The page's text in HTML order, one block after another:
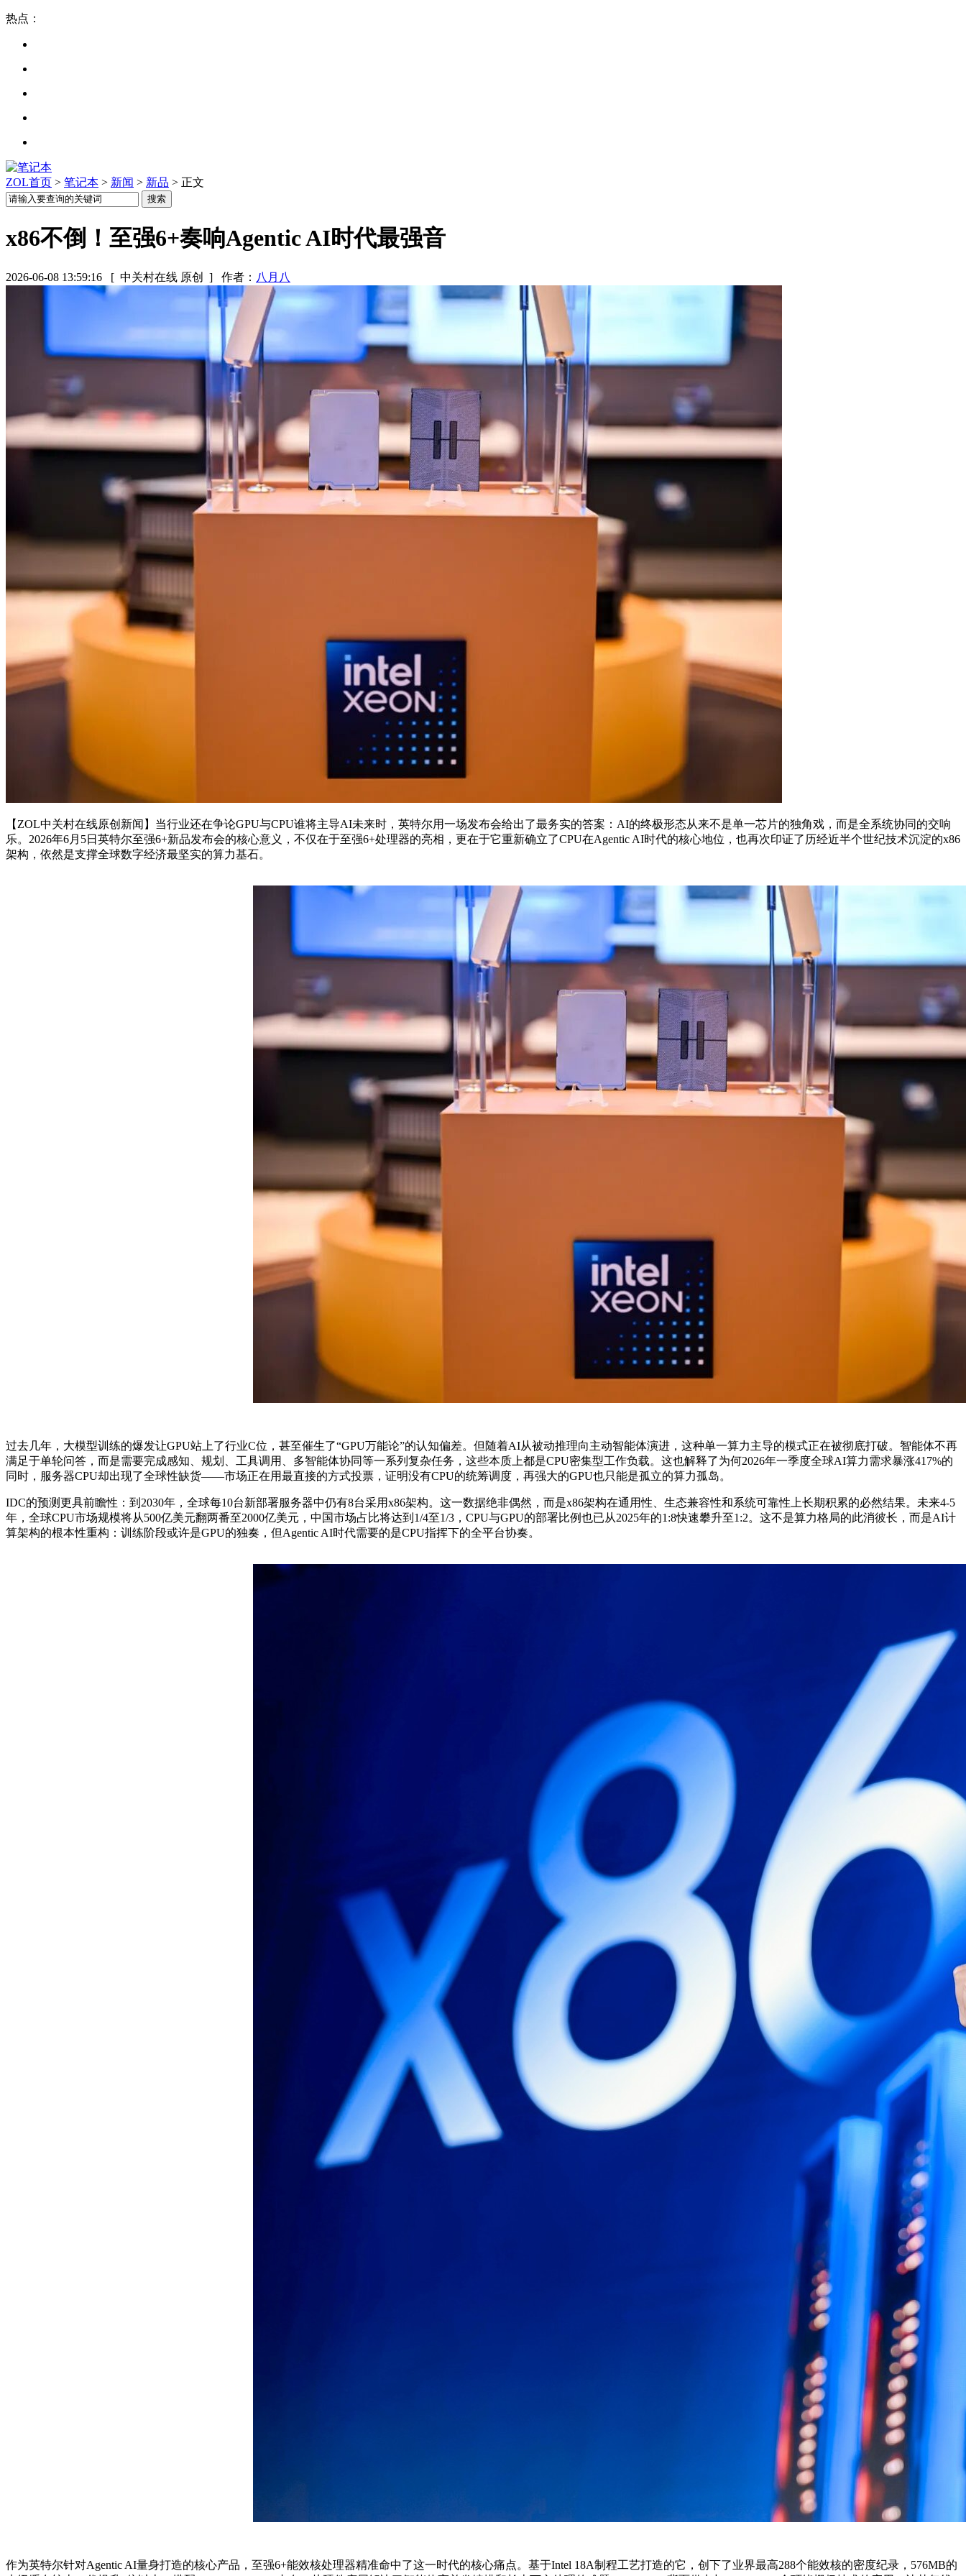
热点：
ZOL首页 > 笔记本 > 新闻 > 新品 > 正文
x86不倒！至强6+奏响Agentic AI时代最强音
2026-06-08 13:59:16 [ 中关村在线 原创 ] 作者： 八月八
【ZOL中关村在线原创新闻】当行业还在争论GPU与CPU谁将主导AI未来时，英特尔用一场发布会给出了最务实的答案：AI的终极形态从来不是单一芯片的独角戏，而是全系统协同的交响
乐。2026年6月5日英特尔至强6+新品发布会的核心意义，不仅在于至强6+处理器的亮相，更在于它重新确立了CPU在Agentic AI时代的核心地位，也再次印证了历经近半个世纪技术沉淀的x86
架构，依然是支撑全球数字经济最坚实的算力基石。
过去几年，大模型训练的爆发让GPU站上了行业C位，甚至催生了“GPU万能论”的认知偏差。但随着AI从被动推理向主动智能体演进，这种单一算力主导的模式正在被彻底打破。智能体不再
满足于单轮问答，而是需要完成感知、规划、工具调用、多智能体协同等一系列复杂任务，这些本质上都是CPU密集型工作负载。这也解释了为何2026年一季度全球AI算力需求暴涨417%的
同时，服务器CPU却出现了全球性缺货——市场正在用最直接的方式投票，证明没有CPU的统筹调度，再强大的GPU也只能是孤立的算力孤岛。
IDC的预测更具前瞻性：到2030年，全球每10台新部署服务器中仍有8台采用x86架构。这一数据绝非偶然，而是x86架构在通用性、生态兼容性和系统可靠性上长期积累的必然结果。未来4-5
年，全球CPU市场规模将从500亿美元翻两番至2000亿美元，中国市场占比将达到1/4至1/3，CPU与GPU的部署比例也已从2025年的1:8快速攀升至1:2。这不是算力格局的此消彼长，而是AI计
算架构的根本性重构：训练阶段或许是GPU的独奏，但Agentic AI时代需要的是CPU指挥下的全平台协奏。
作为英特尔针对Agentic AI量身打造的核心产品，至强6+能效核处理器精准命中了这一时代的核心痛点。基于Intel 18A制程工艺打造的它，创下了业界最高288个能效核的密度纪录，576MB的